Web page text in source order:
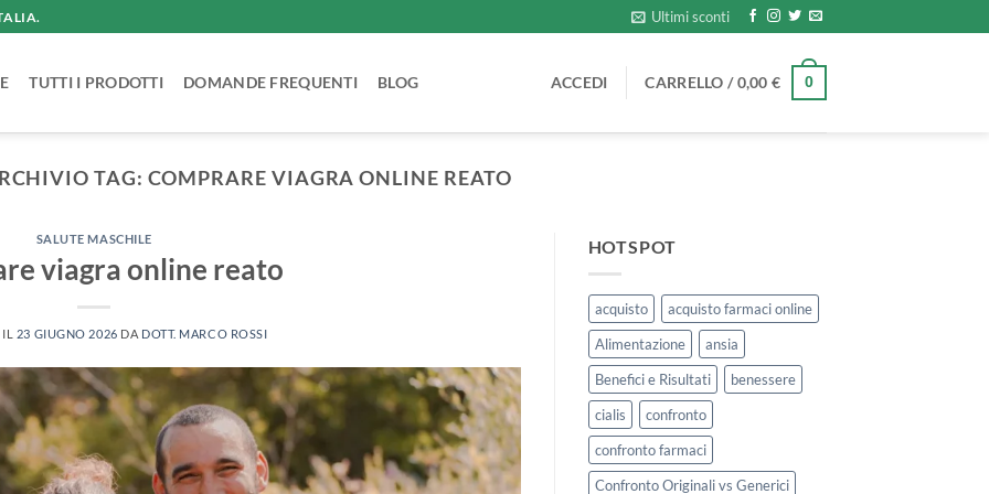
Ultimi sconti
TUTTI I PRODOTTI DOMANDE FREQUENTI BLOG ACCEDI CARRELLO /0,00€ 0
TAG: COMPRARE VIAGRA ONLINE REATO
SALUTE MASCHILE
viagra online reato
23 GIUGNO 2026 DA DOTT. MARCO ROSSI
HOTSPOT
acquisto
acquisto farmaci online
Alimentazione
ansia
Benefici e Risultati
benessere
cialis
confronto
confronto farmaci
Confronto Originali vs Generici